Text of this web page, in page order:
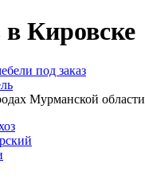
Кировске
под заказ
Мурманской области